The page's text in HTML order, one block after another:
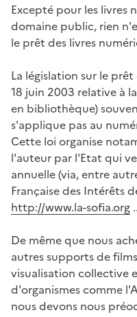
Excepté pour les livres
domaine public, rien
le prêt des livres
La législation sur le
18 juin 2003 relative à
en bibliothèque)
s'applique pas au
Cette loi organise
l'auteur par l'Etat qui
annuelle (via, entre
Française des Intérêts
http://www.la-sofia.org
De même que nous
autres supports de
visualisation collective
d'organismes comme
nous devons nous